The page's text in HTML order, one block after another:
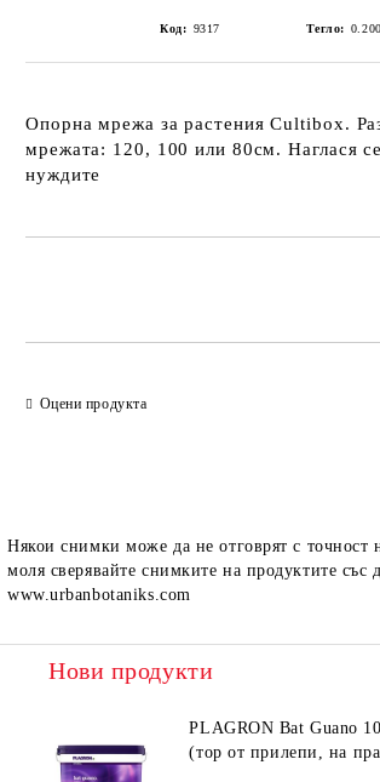
Код: 9317 Тегло: 0.200
Опорна мрежа за растения Cultibox.
мрежата: 120, 100 или 80см. Наглася
нуждите
Оцени продукта
Някои снимки може да не отговрят с точност
моля сверявайте снимките на продуктите със
www.urbanbotaniks.com
Нови продукти
PLAGRON Bat Guano
(тор от прилепи, на